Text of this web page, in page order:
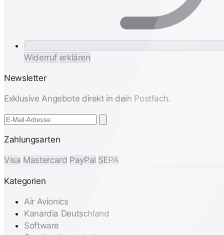
Widerruf erklären
Newsletter
Exklusive Angebote direkt in dein Postfach.
Zahlungsarten
Visa Mastercard PayPal SEPA
Kategorien
Air Avionics
Kanardia Deutschland
Software